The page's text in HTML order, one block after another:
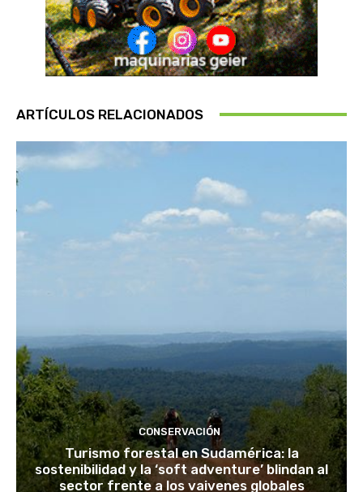
ARTÍCULOS RELACIONADOS
CONSERVACIÓN
Turismo forestal en Sudamérica: la
sostenibilidad y la ‘soft adventure’ blindan al
sector frente a los vaivenes globales